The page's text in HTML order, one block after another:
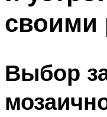
своими
Выбор